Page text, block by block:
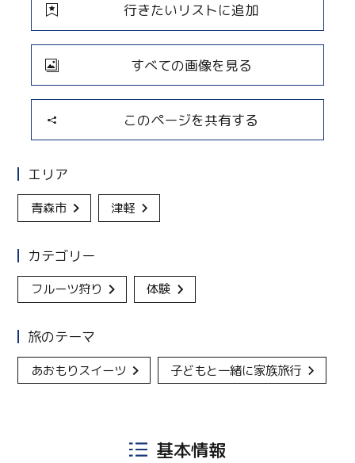
行きたいリストに追加
すべての画像を見る
このページを共有する
エリア
青森市 津軽
カテゴリー
フルーツ狩り 体験
旅のテーマ
あおもりスイーツ 子どもと一緒に家族旅行
基本情報